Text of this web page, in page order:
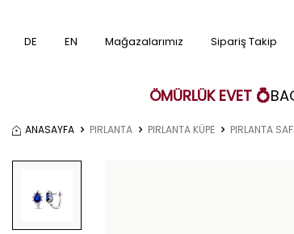
DE EN Mağazalarımız Sipariş Takip
ÖMÜRLÜK EVET 💍
ANASAYFA PIRLANTA PIRLANTA KÜPE PIRLANTA